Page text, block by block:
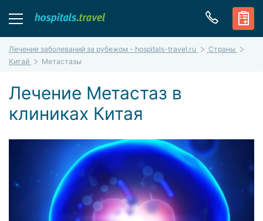
Лечение заболеваний за рубежом - hospitals-travel.ru
Страны
Китай
Метастазы
Лечение Метастаз в
клиниках Китая